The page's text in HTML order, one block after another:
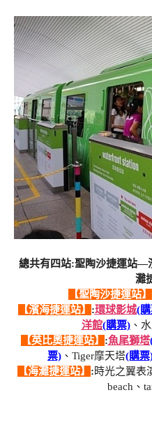
總共有四站:聖陶沙捷運站
灘
【聖陶沙捷運站】
【濱海捷運站】 :環球影城(
洋館(購票)、
【英比奧捷運站】 :魚尾獅塔
票) 、Tiger摩天塔(購票
【海灘捷運站】 :時光之翼表
beach、